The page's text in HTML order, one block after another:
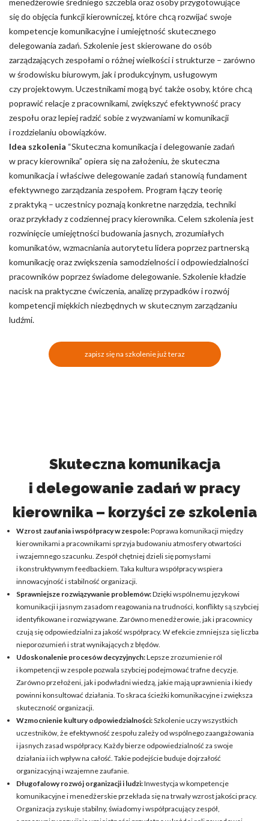
menedżerowie średniego szczebla oraz osoby przygotowujące
się do objęcia funkcji kierowniczej, które chcą rozwijać swoje
kompetencje komunikacyjne i umiejętność skutecznego
delegowania zadań. Szkolenie jest skierowane do osób
zarządzających zespołami o różnej wielkości i strukturze – zarówno
w środowisku biurowym, jak i produkcyjnym, usługowym
czy projektowym. Uczestnikami mogą być także osoby, które chcą
poprawić relacje z pracownikami, zwiększyć efektywność pracy
zespołu oraz lepiej radzić sobie z wyzwaniami w komunikacji
i rozdzielaniu obowiązków.
Idea szkolenia “Skuteczna komunikacja i delegowanie zadań
w pracy kierownika” opiera się na założeniu, że skuteczna
komunikacja i właściwe delegowanie zadań stanowią fundament
efektywnego zarządzania zespołem. Program łączy teorię
z praktyką – uczestnicy poznają konkretne narzędzia, techniki
oraz przykłady z codziennej pracy kierownika. Celem szkolenia jest
rozwinięcie umiejętności budowania jasnych, zrozumiałych
komunikatów, wzmacniania autorytetu lidera poprzez partnerską
komunikację oraz zwiększenia samodzielności i odpowiedzialności
pracowników poprzez świadome delegowanie. Szkolenie kładzie
nacisk na praktyczne ćwiczenia, analizę przypadków i rozwój
kompetencji miękkich niezbędnych w skutecznym zarządzaniu
ludźmi.
zapisz się na szkolenie już teraz
Skuteczna komunikacja
i delegowanie zadań w pracy
kierownika – korzyści ze szkolenia
Wzrost zaufania i współpracy w zespole:Poprawa komunikacji między
kierownikami a pracownikami sprzyja budowaniu atmosfery otwartości
i wzajemnego szacunku. Zespół chętniej dzieli się pomysłami
i konstruktywnym feedbackiem. Taka kultura współpracy wspiera
innowacyjność i stabilność organizacji.
Sprawniejsze rozwiązywanie problemów:Dzięki wspólnemu językowi
komunikacji i jasnym zasadom reagowania na trudności, konflikty są szybciej
identyfikowane i rozwiązywane. Zarówno menedżerowie, jak i pracownicy
czują się odpowiedzialni za jakość współpracy. W efekcie zmniejsza się liczba
nieporozumień i strat wynikających z błędów.
Udoskonalenie procesów decyzyjnych:Lepsze zrozumienie ról
i kompetencji w zespole pozwala szybciej podejmować trafne decyzje.
Zarówno przełożeni, jak i podwładni wiedzą, jakie mają uprawnienia i kiedy
powinni konsultować działania. To skraca ścieżki komunikacyjne i zwiększa
skuteczność organizacji.
Wzmocnienie kultury odpowiedzialności:Szkolenie uczy wszystkich
uczestników, że efektywność zespołu zależy od wspólnego zaangażowania
i jasnych zasad współpracy. Każdy bierze odpowiedzialność za swoje
działania i ich wpływ na całość. Takie podejście buduje dojrzałość
organizacyjną i wzajemne zaufanie.
Długofalowy rozwój organizacji i ludzi:Inwestycja w kompetencje
komunikacyjne i menedżerskie przekłada się na trwały wzrost jakości pracy.
Organizacja zyskuje stabilny, świadomy i współpracujący zespół,